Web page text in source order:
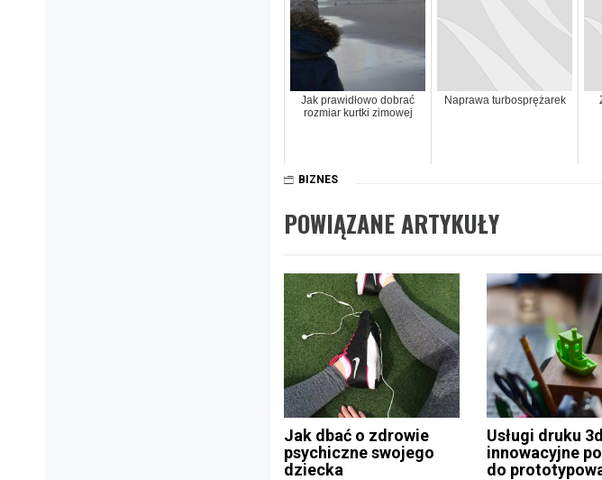
Jak prawidłowo dobrać
rozmiar kurtki zimowej
Naprawa turbosprężarek
BIZNES
POWIĄZANE ARTYKUŁY
Jak dbać o zdrowie
psychiczne swojego
dziecka
Usługi druku
innowacyjne
do